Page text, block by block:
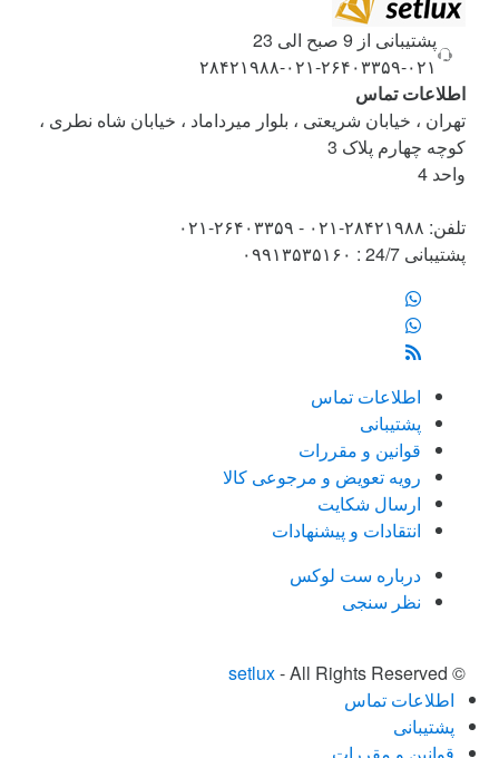
پشتیبانی از 9 صبح الی 23
۰۲۱-۲۶۴۰۳۳۵۹-۰۲۱-۲۸۴۲۱۹۸۸
اطلاعات تماس
تهران ، خیابان شریعتی ، بلوار میرداماد ، خیابان شاه نطری ،
کوچه چهارم پلاک 3
واحد 4
تلفن: ۲۸۴۲۱۹۸۸-۰۲۱ - ۲۶۴۰۳۳۵۹-۰۲۱
پشتیبانی 24/7 : ۰۹۹۱۳۵۳۵۱۶۰
اطلاعات تماس
پشتیبانی
قوانین و مقررات
رویه تعویض و مرجوعی کالا
ارسال شکایت
انتقادات و پیشنهادات
درباره ست لوکس
نظر سنجی
©
setlux- All Rights Reserved
اطلاعات تماس
پشتیبانی
قوانین و مقررات